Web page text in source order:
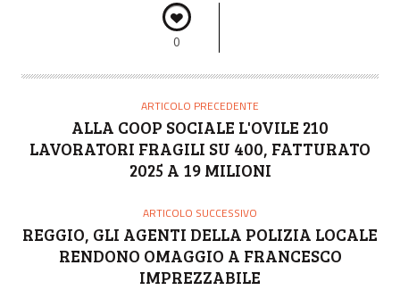
0
ARTICOLO PRECEDENTE
ALLA COOP SOCIALE L'OVILE 210
LAVORATORI FRAGILI SU 400, FATTURATO
2025 A 19 MILIONI
ARTICOLO SUCCESSIVO
REGGIO, GLI AGENTI DELLA POLIZIA LOCALE
RENDONO OMAGGIO A FRANCESCO
IMPREZZABILE